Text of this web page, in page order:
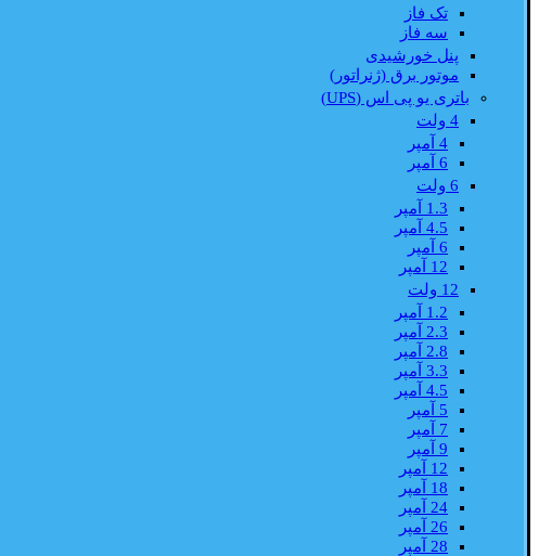
تک فاز
سه فاز
پنل خورشیدی
موتور برق (ژنراتور)
باتری یو پی اس (UPS)
4 ولت
4 آمپر
6 آمپر
6 ولت
1.3 آمپر
4.5 آمپر
6 آمپر
12 آمپر
12 ولت
1.2 آمپر
2.3 آمپر
2.8 آمپر
3.3 آمپر
4.5 آمپر
5 آمپر
7 آمپر
9 آمپر
12 آمپر
18 آمپر
24 آمپر
26 آمپر
28 آمپر